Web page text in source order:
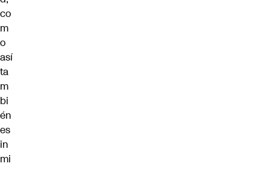
co
m
o
así
ta
m
bi
én
es
in
mi